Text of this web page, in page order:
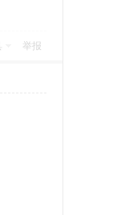
举报